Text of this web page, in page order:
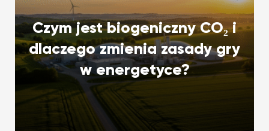
Czym jest biogeniczny CO₂ i
dlaczego zmienia zasady gry
w energetyce?